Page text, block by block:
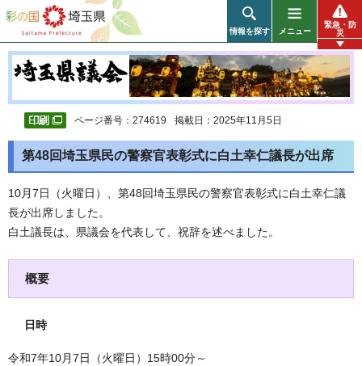
彩の国 埼玉県
情報を探す メニュー
緊急・防
災
ページ番号：274619 掲載日：2025年11月5日
第48回埼玉県民の警察官表彰式に白土幸仁議長が出席
10月7日（火曜日）、第48回埼玉県民の警察官表彰式に白土幸仁議
長が出席しました。
白土議長は、県議会を代表して、祝辞を述べました。
概要
日時
令和7年10月7日（火曜日）15時00分～